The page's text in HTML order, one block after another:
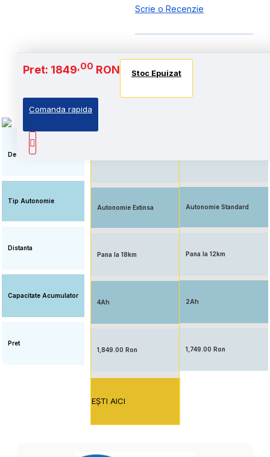
Scrie o Recenzie
Pret: 1849,00 RON Stoc Epuizat
Comanda rapida
Baterie si Autonomie
Descriere
Tip Autonomie
Distanta
Capacitate Acumulator
Pret
Stoc Epuizat
Autonomie extinsa, prin
Autonomie Extinsa
Pana la 18km
4Ah
1,849.00 Ron
EŞTI AICI
Stoc Epuizat
Autonomie Standard
Pana la 12km
2Ah
1,749.00 Ron